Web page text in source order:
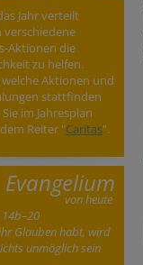
Jahr verteilt
verschiedene
Aktionen die
zu helfen.
Aktionen und
stattfinden
im Jahresplan
Reiter "Caritas".
Evangelium
von heute
Glauben habt, wird
unmöglich sein